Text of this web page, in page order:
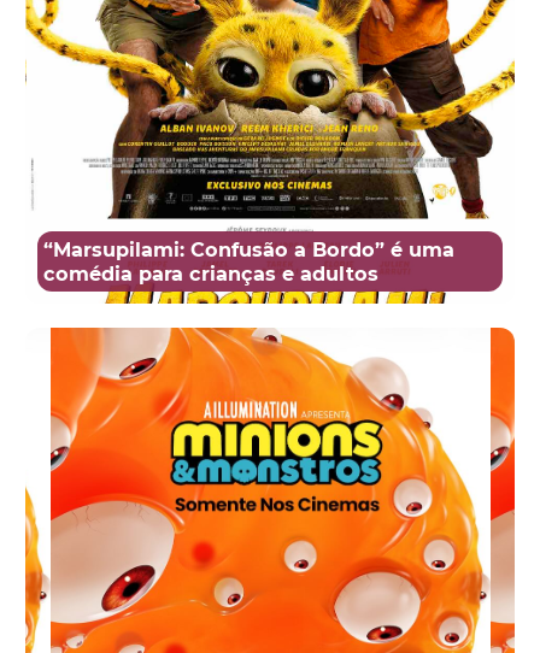
“Marsupilami: Confusão a Bordo” é uma
comédia para crianças e adultos